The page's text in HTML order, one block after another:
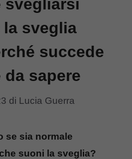
svegliarsi
la sveglia
succede
da sapere
di Lucia Guerra
se sia normale
suoni la sveglia?